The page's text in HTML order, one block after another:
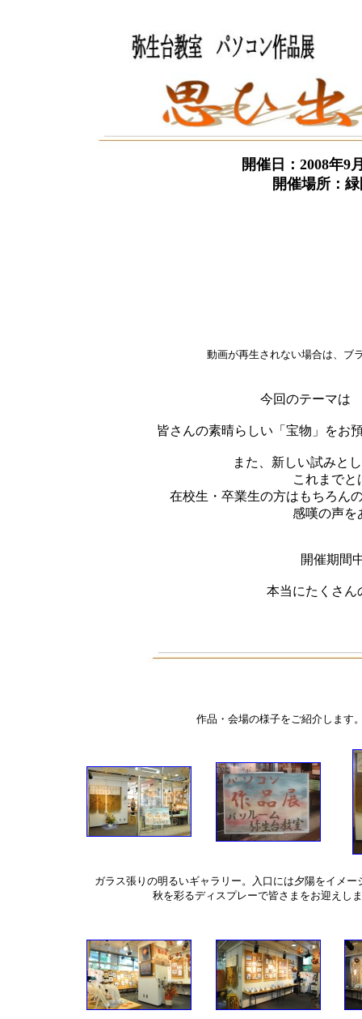
開催日：2008年9
開催場所：
動画が再生されない場合は、ブ
今回のテーマは
皆さんの素晴らしい「宝物」をお
また、新しい試みと
これまでと
在校生・卒業生の方はもちろん
感嘆の声を
開催期間
本当にたくさん
作品・会場の様子をご紹介します
ガラス張りの明るいギャラリー。入口には夕陽をイメー
秋を彩るディスプレーで皆さまをお迎えし